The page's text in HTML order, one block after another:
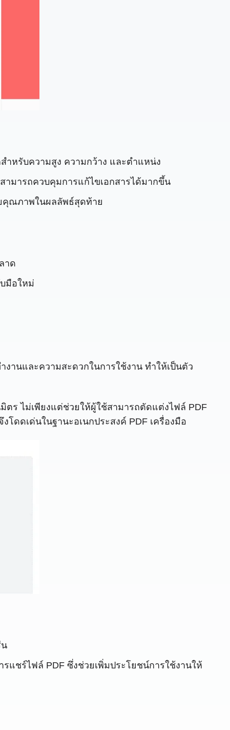
ำหรับความสูง ความกว้าง และตำแหน่ง
มารถควบคุมการแก้ไขเอกสารได้มากขึ้น
คุณภาพในผลลัพธ์สุดท้าย
าด
มือใหม่
านและความสะดวกในการใช้งาน ทำให้เป็นตัว
ร ไม่เพียงแต่ช่วยให้ผู้ใช้สามารถตัดแต่งไฟล์ PDF
ดดเด่นในฐานะอเนกประสงค์ PDF เครื่องมือ
น
แชร์ไฟล์ PDF ซึ่งช่วยเพิ่มประโยชน์การใช้งานให้